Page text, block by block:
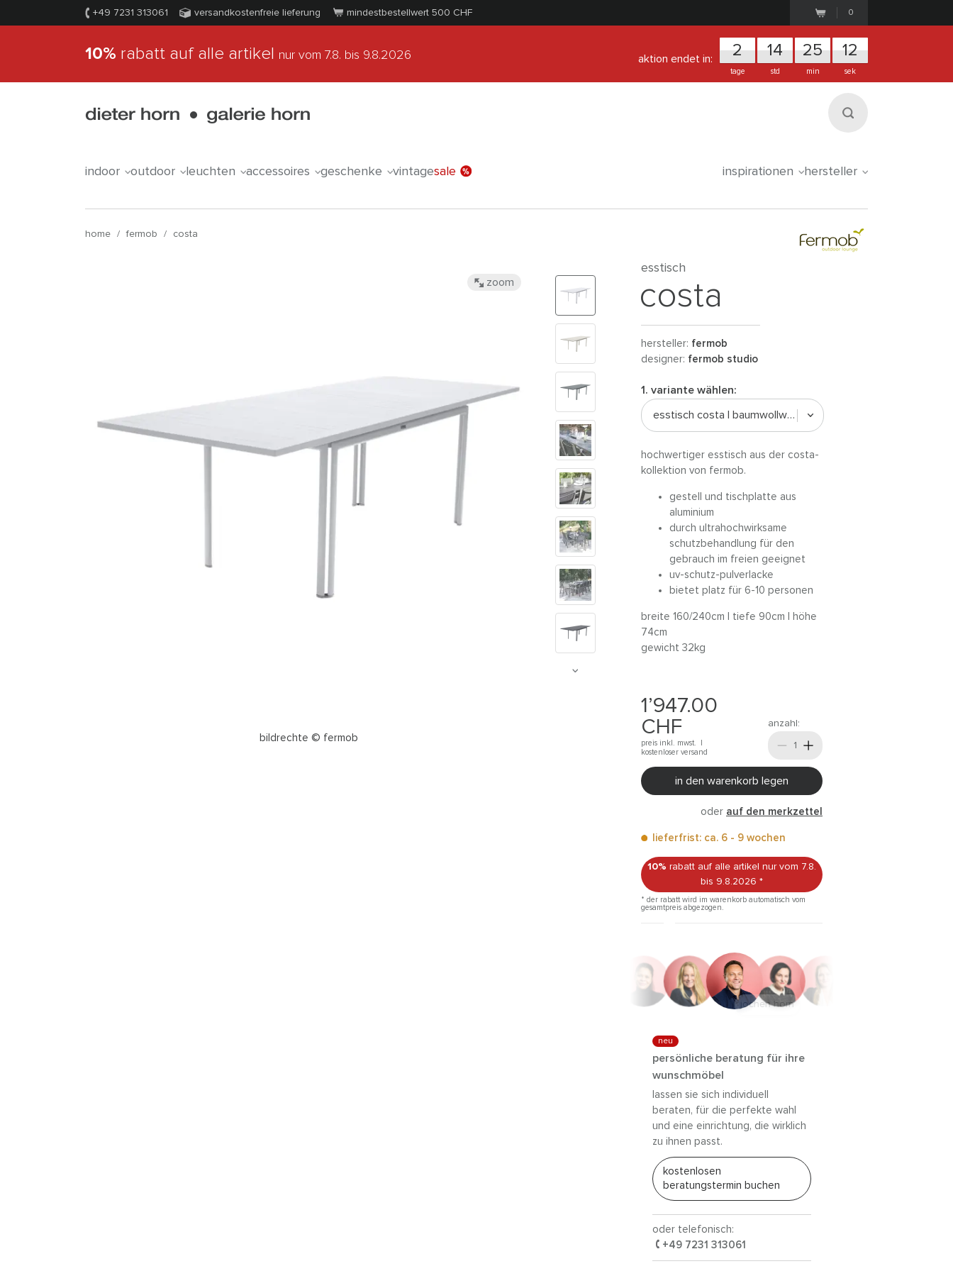
+49 7231 313061 versandkostenfreie lieferung mindestbestellwert 500 CHF 0
10% rabatt auf alle artikel nur vom 7.8. bis 9.8.2026 aktion endet in: 2
tage
14
std
25
min
11
sek
indoor outdoor leuchten accessoires geschenke vintagesale inspirationen hersteller
home / fermob / costa
bildrechte © fermob
zoom
esstisch
costa
hersteller: fermob
designer: fermob studio
1. variante wählen:
esstisch costa | baumwollweiss
hochwertiger esstisch aus der costa-
kollektion von fermob.
gestell und tischplatte aus
aluminium
durch ultrahochwirksame
schutzbehandlung für den
gebrauch im freien geeignet
uv-schutz-pulverlacke
bietet platz für 6-10 personen
breite 160/240cm | tiefe 90cm | höhe
74cm
gewicht 32kg
1’947.00
CHF
preis inkl. mwst. |
kostenloser versand
anzahl:
in den warenkorb legen
oder auf den merkzettel
lieferfrist: ca. 6 - 9 wochen
10% rabatt auf alle artikel nur vom 7.8.
bis 9.8.2026 *
* der rabatt wird im warenkorb automatisch vom
gesamtpreis abgezogen.
neu
persönliche beratung für ihre
wunschmöbel
lassen sie sich individuell
beraten, für die perfekte wahl
und eine einrichtung, die wirklich
zu ihnen passt.
kostenlosen
beratungstermin buchen
oder telefonisch:
+49 7231 313061
jochen horn